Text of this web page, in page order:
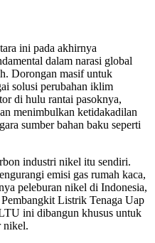
ini pada akhirnya
dalam narasi global
Dorongan masif untuk
solusi perubahan iklim
di hulu rantai pasoknya,
menimbulkan ketidakadilan
sumber bahan baku seperti
industri nikel itu sendiri.
emisi gas rumah kaca,
peleburan nikel di Indonesia,
Listrik Tenaga Uap
ini dibangun khusus untuk
nikel.